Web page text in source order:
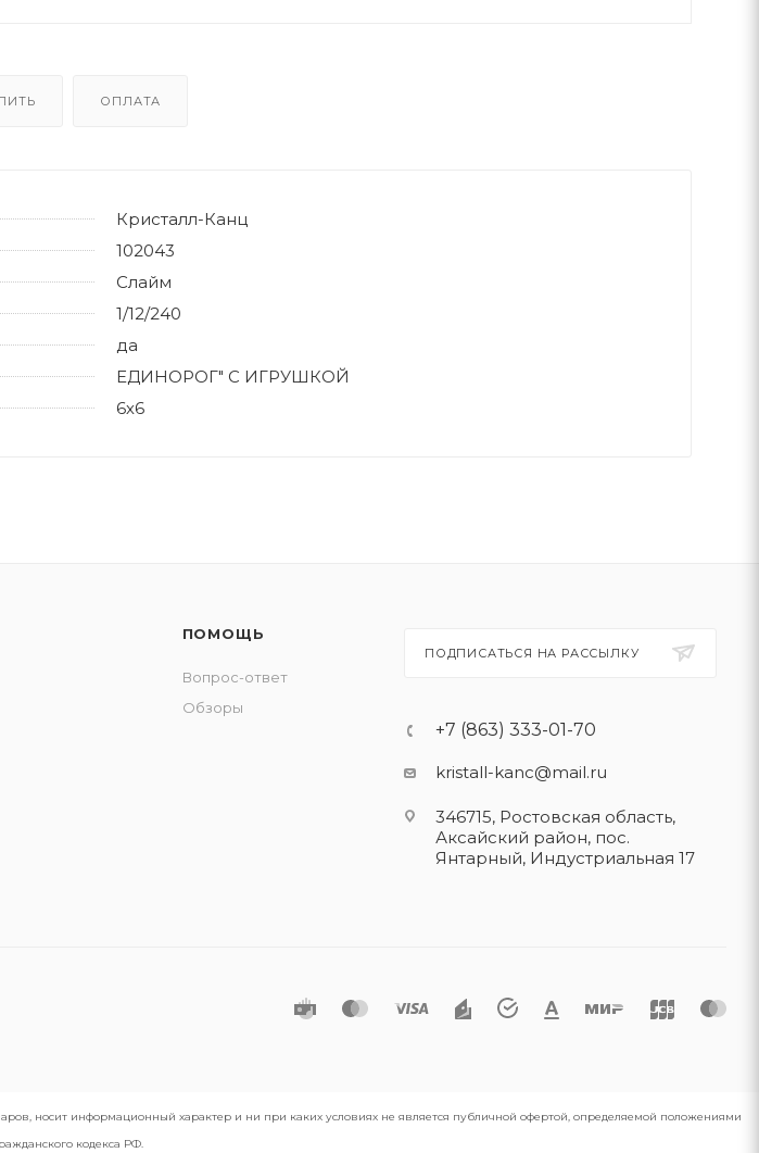
ОПЛАТА
Кристалл-Канц
102043
Слайм
1/12/240
да
ЕДИНОРОГ" С ИГРУШКОЙ
6х6
ПОМОЩЬ
Вопрос-ответ
Обзоры
ПОДПИСАТЬСЯ НА РАССЫЛКУ
+7 (863) 333-01-70
kristall-kanc@mail.ru
346715, Ростовская область​,
Аксайский район, пос.
Янтарный, Индустриальная 17
носит информационный характер и ни при каких условиях не является публичной офертой, определяемой положениями
кодекса РФ.